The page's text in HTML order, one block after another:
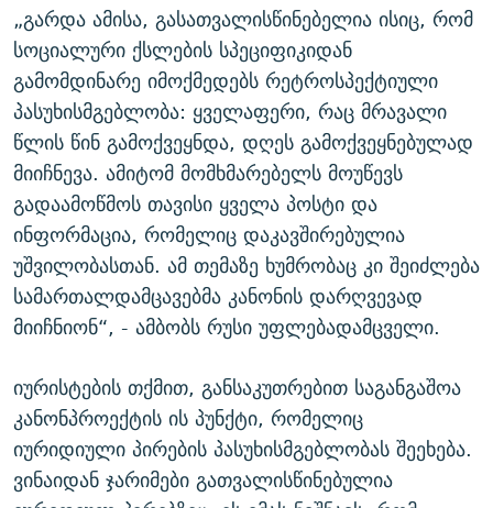
„გარდა ამისა, გასათვალისწინებელია ისიც, რომ
სოციალური ქსლების სპეციფიკიდან
გამომდინარე იმოქმედებს რეტროსპექტიული
პასუხისმგებლობა: ყველაფერი, რაც მრავალი
წლის წინ გამოქვეყნდა, დღეს გამოქვეყნებულად
მიიჩნევა. ამიტომ მომხმარებელს მოუწევს
გადაამოწმოს თავისი ყველა პოსტი და
ინფორმაცია, რომელიც დაკავშირებულია
უშვილობასთან. ამ თემაზე ხუმრობაც კი შეიძლება
სამართალდამცავებმა კანონის დარღვევად
მიიჩნიონ“, - ამბობს რუსი უფლებადამცველი.
იურისტების თქმით, განსაკუთრებით საგანგაშოა
კანონპროექტის ის პუნქტი, რომელიც
იურიდიული პირების პასუხისმგებლობას შეეხება.
ვინაიდან ჯარიმები გათვალისწინებულია